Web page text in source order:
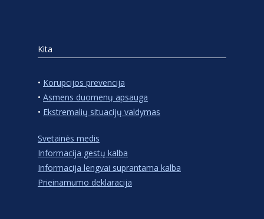
Kita
• Korupcijos prevencija
• Asmens duomenų apsauga
• Ekstremalių situacijų valdymas
Svetainės medis
Informacija gestų kalba
Informacija lengvai suprantama kalba
Prieinamumo deklaracija